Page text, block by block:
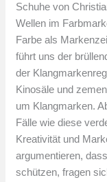
Schuhe von
Wellen im
Farbe als
führt uns der
der
Kinosäle und
um Klangmarken.
Fälle wie diese
Kreativität und
argumentieren,
schützen, fragen